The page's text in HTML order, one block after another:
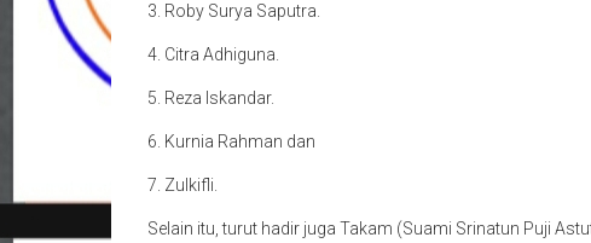
3. Roby Surya Saputra.
4. Citra Adhiguna.
5. Reza Iskandar.
6. Kurnia Rahman dan
7. Zulkifli.
Selain itu, turut hadir juga Takam (Suami Srinatun Puji